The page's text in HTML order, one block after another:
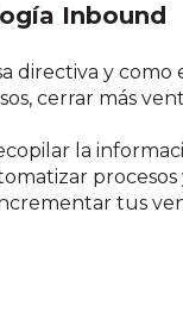
Inbound
directiva y
cerrar más
la
procesos
tus